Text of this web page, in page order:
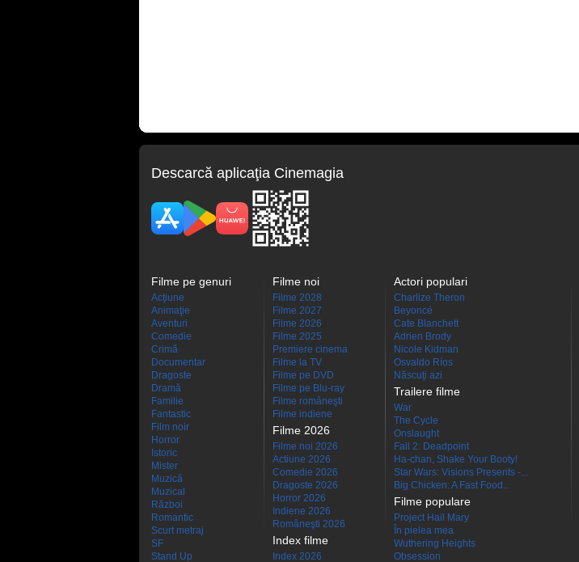
Descarcă aplicaţia Cinemagia
Filme pe genuri
Acţiune
Animaţie
Aventuri
Comedie
Crimă
Documentar
Dragoste
Dramă
Familie
Fantastic
Film noir
Horror
Istoric
Mister
Muzică
Muzical
Război
Romantic
Scurt metraj
SF
Stand Up
Filme noi
Filme 2028
Filme 2027
Filme 2026
Filme 2025
Premiere cinema
Filme la TV
Filme pe DVD
Filme pe Blu-ray
Filme româneşti
Filme indiene
Filme 2026
Filme noi 2026
Actiune 2026
Comedie 2026
Dragoste 2026
Horror 2026
Indiene 2026
Româneşti 2026
Index filme
Index 2026
Actori populari
Charlize Theron
Beyoncé
Cate Blanchett
Adrien Brody
Nicole Kidman
Osvaldo Ríos
Născuţi azi
Trailere filme
War
The Cycle
Onslaught
Fall 2: Deadpoint
Ha-chan, Shake Your Booty!
Star Wars: Visions Presents -...
Big Chicken: A Fast Food...
Filme populare
Project Hail Mary
În pielea mea
Wuthering Heights
Obsession